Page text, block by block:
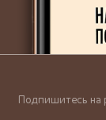
Подпишитесь на